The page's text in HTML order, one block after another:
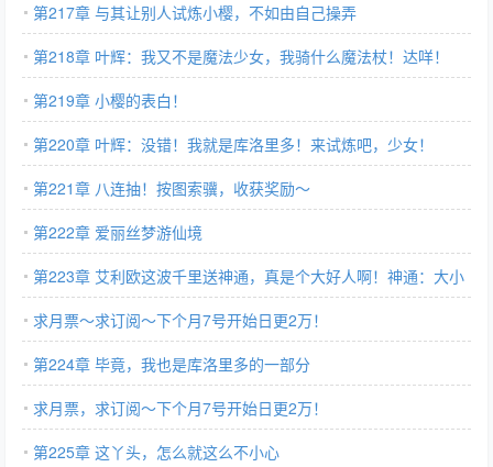
说！
第217章 与其让别人试炼小樱，不如由自己操弄
第218章 叶辉：我又不是魔法少女，我骑什么魔法杖！达咩！
第219章 小樱的表白！
第220章 叶辉：没错！我就是库洛里多！来试炼吧，少女！
第221章 八连抽！按图索骥，收获奖励～
第222章 爱丽丝梦游仙境
第223章 艾利欧这波千里送神通，真是个大好人啊！神通：大小
如意！
求月票～求订阅～下个月7号开始日更2万！
第224章 毕竟，我也是库洛里多的一部分
求月票，求订阅～下个月7号开始日更2万！
第225章 这丫头，怎么就这么不小心